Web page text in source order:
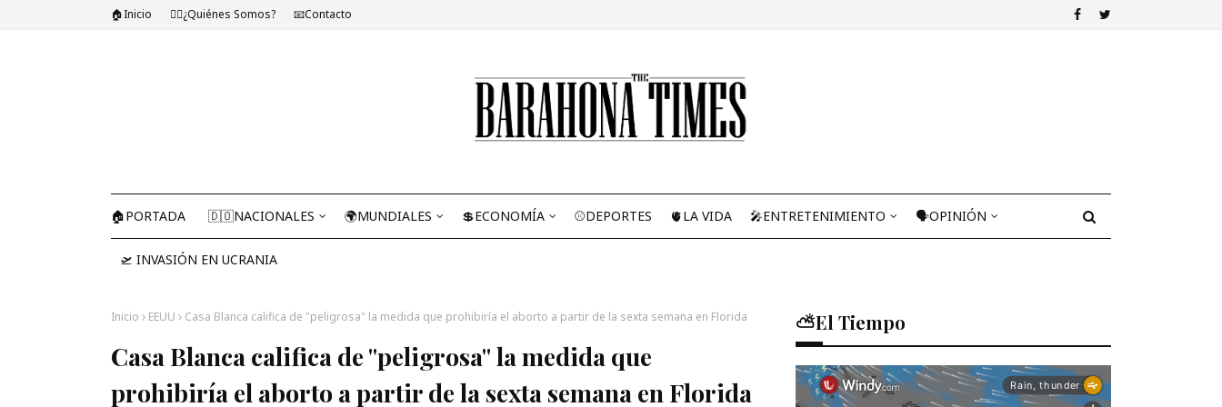
🏠Inicio 🤷‍♂️¿Quiénes Somos? 📧Contacto
🏠PORTADA 🇩🇴NACIONALES 🌍MUNDIALES 💲ECONOMÍA ⚾DEPORTES 🫀LA VIDA 🎤ENTRETENIMIENTO 🗣OPINIÓN
🛫 INVASIÓN EN UCRANIA
Inicio EEUU Casa Blanca califica de "peligrosa" la medida que prohibiría el aborto a partir de la sexta semana en Florida
Casa Blanca califica de "peligrosa" la medida que
prohibiría el aborto a partir de la sexta semana en Florida
⛅El Tiempo